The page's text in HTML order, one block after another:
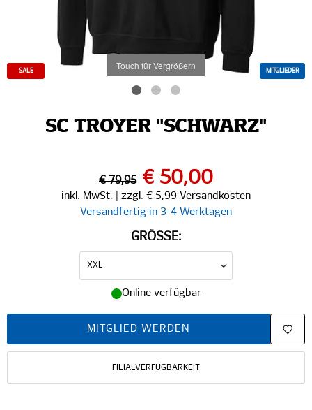
Touch für Vergrößern
SALE MITGLIEDER
SC TROYER "SCHWARZ"
€ 79,95 € 50,00
inkl. MwSt. | zzgl. € 5,99 Versandkosten
Versandfertig in 3-4 Werktagen
GRÖSSE:
Online verfügbar
MITGLIED WERDEN
FILIALVERFÜGBARKEIT